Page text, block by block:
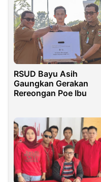
Ekonomi
RSUD Bayu Asih
Gaungkan Gerakan
Rereongan Poe Ibu